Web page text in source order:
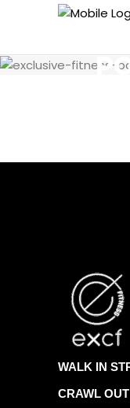
WALK IN
CRAWL